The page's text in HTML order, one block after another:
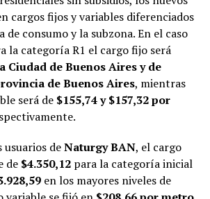
cargos fijos y variables diferenciados
de consumo y la subzona. En el caso
la categoría R1 el cargo fijo será
Ciudad de Buenos Aires y de
de Buenos Aires, mientras
será de $155,74 y $157,32 por
deNaturgy BAN, el cargo
de $4.350,12para la categoría inicial
en los mayores niveles de